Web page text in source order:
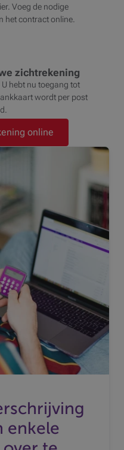
Voeg de nodige
het contract online.
zichtrekening
hebt nu toegang tot
wordt per post
online
enkele